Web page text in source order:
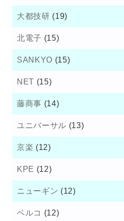
大都技研 (19)
北電子 (15)
SANKYO (15)
NET (15)
藤商事 (14)
ユニバーサル (13)
京楽 (12)
KPE (12)
ニューギン (12)
ベルコ (12)